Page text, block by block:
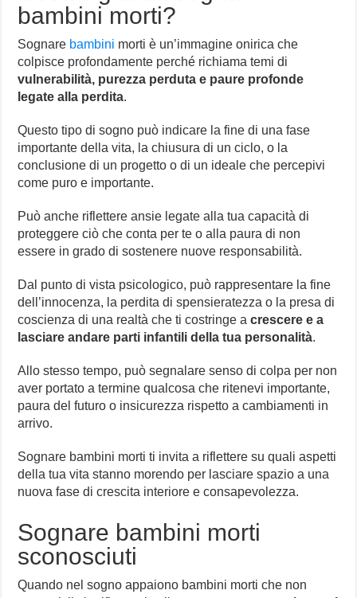
bambini morti?
Sognare bambini morti è un’immagine onirica che
colpisce profondamente perché richiama temi di
vulnerabilità, purezza perduta e paure profonde
legate alla perdita.
Questo tipo di sogno può indicare la fine di una fase
importante della vita, la chiusura di un ciclo, o la
conclusione di un progetto o di un ideale che percepivi
come puro e importante.
Può anche riflettere ansie legate alla tua capacità di
proteggere ciò che conta per te o alla paura di non
essere in grado di sostenere nuove responsabilità.
Dal punto di vista psicologico, può rappresentare la fine
dell’innocenza, la perdita di spensieratezza o la presa di
coscienza di una realtà che ti costringe acrescere e a
lasciare andare parti infantili della tua personalità.
Allo stesso tempo, può segnalare senso di colpa per non
aver portato a termine qualcosa che ritenevi importante,
paura del futuro o insicurezza rispetto a cambiamenti in
arrivo.
Sognare bambini morti ti invita a riflettere su quali aspetti
della tua vita stanno morendo per lasciare spazio a una
nuova fase di crescita interiore e consapevolezza.
Sognare bambini morti
sconosciuti
Quando nel sogno appaiono bambini morti che non